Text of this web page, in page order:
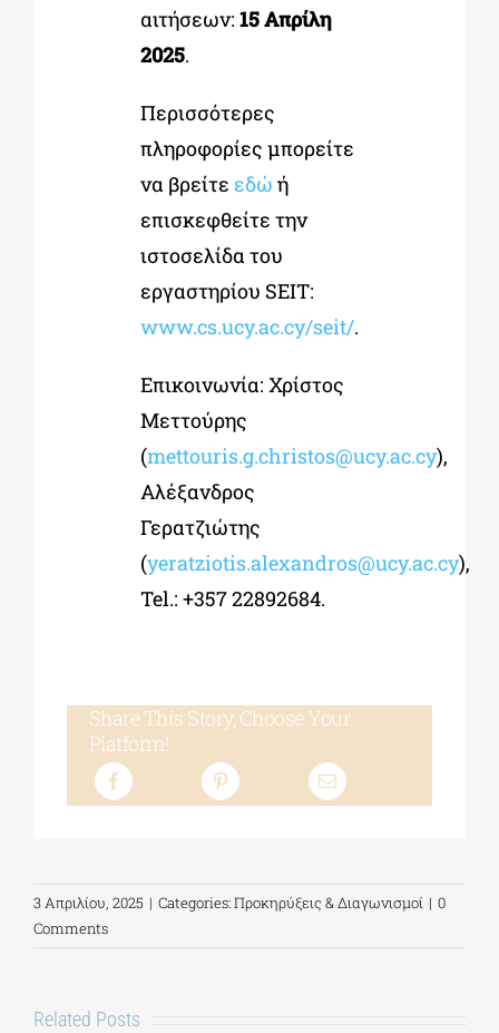
αιτήσεων: 15 Απρίλη
2025.
Περισσότερες
πληροφορίες μπορείτε
να βρείτε εδώ ή
επισκεφθείτε την
ιστοσελίδα του
εργαστηρίου SEIT:
www.cs.ucy.ac.cy/seit/.
Επικοινωνία: Χρίστος
Μεττούρης
(mettouris.g.christos@ucy.ac.cy),
Αλέξανδρος
Γερατζιώτης
(yeratziotis.alexandros@ucy.ac.cy),
Tel.: +357 22892684.
Share This Story, Choose Your
Platform!
3 Απριλίου, 2025 | Categories:Προκηρύξεις & Διαγωνισμοί | 0
Comments
Related Posts